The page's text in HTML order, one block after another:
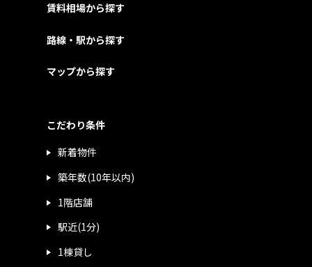
賃料相場から探す
路線・駅から探す
マップから探す
こだわり条件
新着物件
築年数(10年以内)
1階店舗
駅近(1分)
1棟貸し